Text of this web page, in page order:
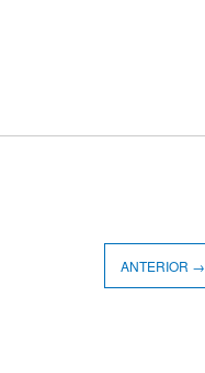
ANTERIOR →